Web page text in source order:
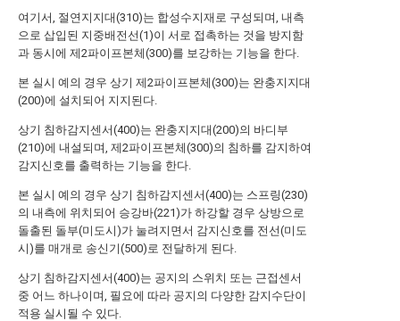
여기서, 절연지지대(310)는 합성수지재로 구성되며, 내측
으로 삽입된 지중배전선(1)이 서로 접촉하는 것을 방지함
과 동시에 제2파이프본체(300)를 보강하는 기능을 한다.
본 실시 예의 경우 상기 제2파이프본체(300)는 완충지지대
(200)에 설치되어 지지된다.
상기 침하감지센서(400)는 완충지지대(200)의 바디부
(210)에 내설되며, 제2파이프본체(300)의 침하를 감지하여
감지신호를 출력하는 기능을 한다.
본 실시 예의 경우 상기 침하감지센서(400)는 스프링(230)
의 내측에 위치되어 승강바(221)가 하강할 경우 상방으로
돌출된 돌부(미도시)가 눌려지면서 감지신호를 전선(미도
시)를 매개로 송신기(500)로 전달하게 된다.
상기 침하감지센서(400)는 공지의 스위치 또는 근접센서
중 어느 하나이며, 필요에 따라 공지의 다양한 감지수단이
적용 실시될 수 있다.